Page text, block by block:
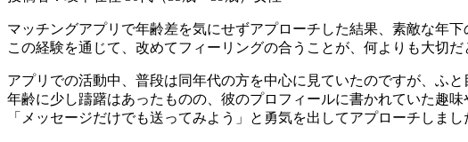
マッチングアプリで年齢差を気にせずアプローチした結果、素敵な年下
この経験を通じて、改めてフィーリングの合うことが、何よりも大切だ
アプリでの活動中、普段は同年代の方を中心に見ていたのですが、ふ
年齢に少し躊躇はあったものの、彼のプロフィールに書かれていた趣味
「メッセージだけでも送ってみよう」と勇気を出してアプローチしまし